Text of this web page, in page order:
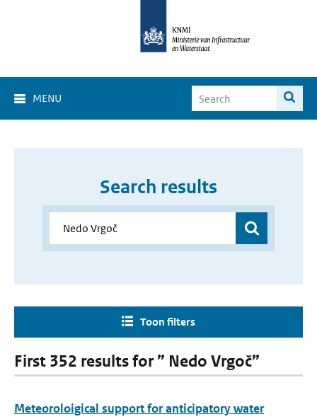
MENU
Search results
Toon filters
First 352 results for ” Nedo Vrgoč”
Meteoroloigical support for anticipatory water